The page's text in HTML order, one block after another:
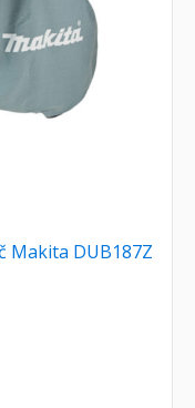
Makita DUB187Z